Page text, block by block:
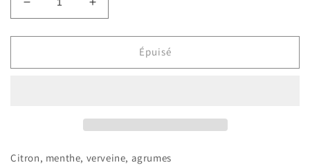
Réduire
la
quantité
Bougie
Augmenter
la
quantité
Bougie
Épuisé
Citron, menthe, verveine, agrumes